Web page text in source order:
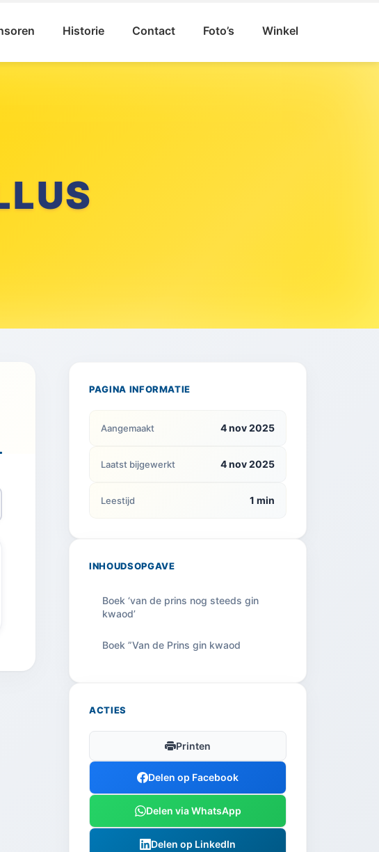
Historie Contact Foto’s Winkel
PAGINA INFORMATIE
Aangemaakt 4 nov 2025
Laatst bijgewerkt 4 nov 2025
Leestijd 1 min
INHOUDSOPGAVE
Boek ‘van de prins nog steeds gin
kwaod’
Boek ”Van de Prins gin kwaod
ACTIES
Printen
Delen op Facebook
Delen via WhatsApp
Delen op LinkedIn